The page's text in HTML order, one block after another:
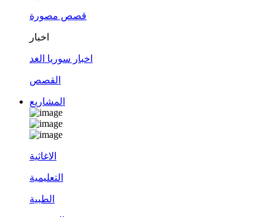
قصص مصورة
اخبار
اخبار سوريا الغد
القصص
المشاريع
الاغاثية
التعليمية
الطبية